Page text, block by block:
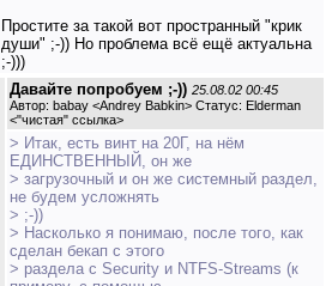
Простите за такой вот пространный "крик
души" ;-)) Но проблема всё ещё актуальна
;-)))
Давайте попробуем ;-)) 25.08.02 00:45
Автор: babay <Andrey Babkin> Статус: Elderman
<"чистая" ссылка>
> Итак, есть винт на 20Г, на нём
ЕДИНСТВЕННЫЙ, он же
> загрузочный и он же системный раздел,
не будем усложнять
> ;-))
> Насколько я понимаю, после того, как
сделан бекап с этого
> раздела с Security и NTFS-Streams (к